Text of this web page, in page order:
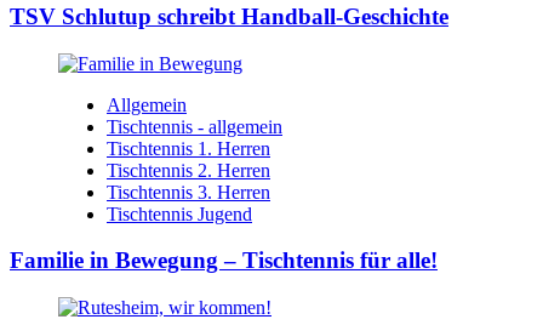
TSV Schlutup schreibt Handball-Geschichte
Allgemein
Tischtennis - allgemein
Tischtennis 1. Herren
Tischtennis 2. Herren
Tischtennis 3. Herren
Tischtennis Jugend
Familie in Bewegung – Tischtennis für alle!